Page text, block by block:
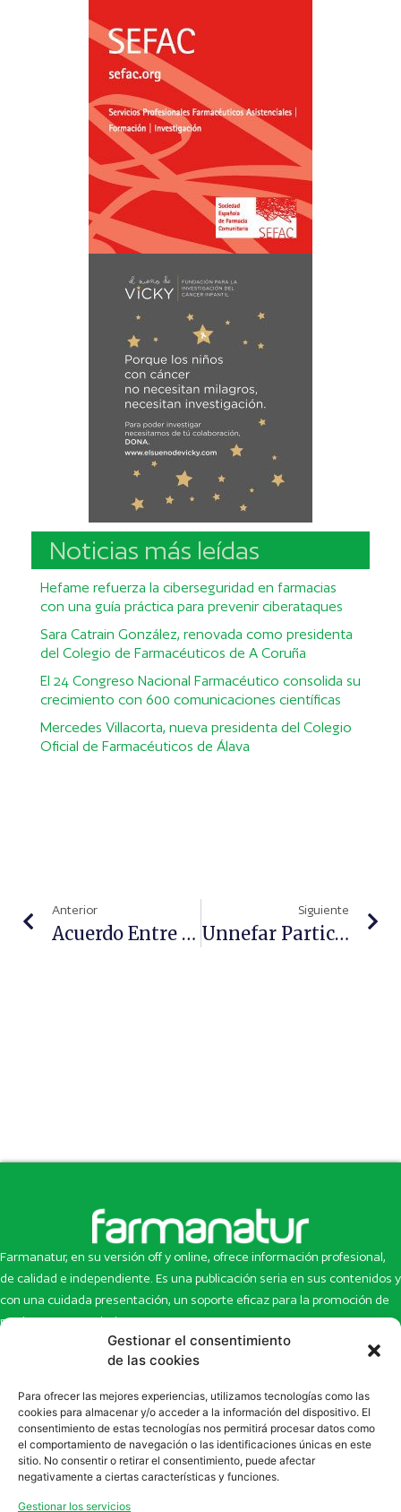
Gestionar el consentimiento
de las cookies
Para ofrecer las mejores experiencias, utilizamos tecnologías como las
cookies para almacenar y/o acceder a la información del dispositivo. El
consentimiento de estas tecnologías nos permitirá procesar datos como
el comportamiento de navegación o las identificaciones únicas en este
sitio. No consentir o retirar el consentimiento, puede afectar
negativamente a ciertas características y funciones.
Gestionar los servicios
Noticias más leídas
Hefame refuerza la ciberseguridad en farmacias
con una guía práctica para prevenir ciberataques
Sara Catrain González, renovada como presidenta
del Colegio de Farmacéuticos de A Coruña
El 24 Congreso Nacional Farmacéutico consolida su
crecimiento con 600 comunicaciones científicas
Mercedes Villacorta, nueva presidenta del Colegio
Oficial de Farmacéuticos de Álava
Anterior
Acuerdo Entre Fedefarma Y La Facultad De Ciencias De La Salud Blanquerna – URL (FCS)
Siguiente
Unnefar Participa En El Congreso Sobre Inteligencia De Compras
Farmanatur, en su versión off y online, ofrece información profesional,
de calidad e independiente. Es una publicación seria en sus contenidos y
con una cuidada presentación, un soporte eficaz para la promoción de
productos y novedades.
Inicio
Newsletter
Eco Multimedia
Contacto
Artículos
Escaparate
Enlaces de interés
SUSCRÍBETE A NUESTRO NEWSLETTER